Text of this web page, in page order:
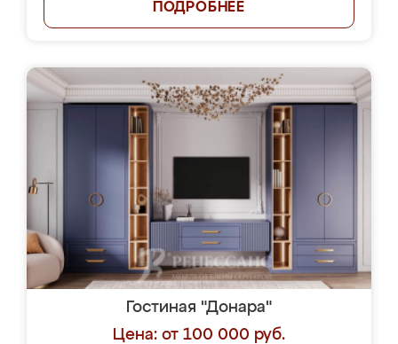
ПОДРОБНЕЕ
Гостиная "Донара"
Цена: от 100 000 руб.